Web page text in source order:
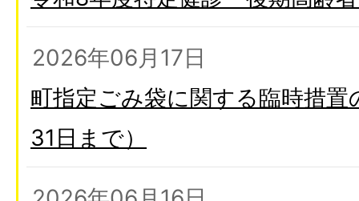
2026年06月17日
町指定ごみ袋に関する臨時措
31日まで）